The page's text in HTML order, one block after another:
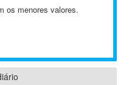
os menores valores.